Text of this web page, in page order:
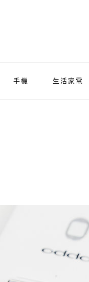
手機 生活家電